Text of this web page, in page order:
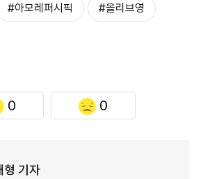
#아모레퍼시픽 #올리브영
0 0
형 기자